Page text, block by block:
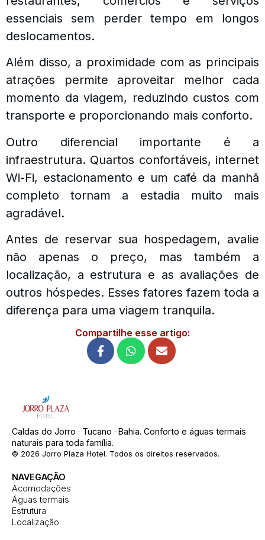
essenciais sem perder tempo em longos
deslocamentos.
Além disso, a proximidade com as principais
atrações permite aproveitar melhor cada
momento da viagem, reduzindo custos com
transporte e proporcionando mais conforto.
Outro diferencial importante é a
infraestrutura. Quartos confortáveis, internet
Wi-Fi, estacionamento e um café da manhã
completo tornam a estadia muito mais
agradável.
Antes de reservar sua hospedagem, avalie
não apenas o preço, mas também a
localização, a estrutura e as avaliações de
outros hóspedes. Esses fatores fazem toda a
diferença para uma viagem tranquila.
Compartilhe esse artigo:
Caldas do Jorro · Tucano · Bahia. Conforto e águas termais
naturais para toda família.
© 2026 Jorro Plaza Hotel. Todos os direitos reservados.
NAVEGAÇÃO
Acomodações
Águas termais
Estrutura
Localização